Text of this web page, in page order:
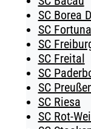
SC Borea
SC
SC
SC Freital
SC
SC
SC Riesa
SC Rot-